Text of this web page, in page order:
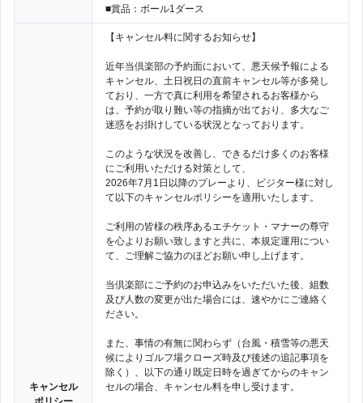
■賞品：ボール1ダース
キャンセル
【キャンセル料に関するお知らせ】
近年当倶楽部の予約面において、悪天候予報による
キャンセル、土日祝日の直前キャンセル等が多発し
ており、一方で真に利用を希望されるお客様から
は、予約が取り難い等の指摘が出ており、多大なご
迷惑をお掛けしている状況となっております。
このような状況を改善し、できるだけ多くのお客様
にご利用いただける対策として、
2026年7月1日以降のプレーより、ビジター様に対し
て以下のキャンセルポリシーを適用いたします。
ご利用の皆様の秩序あるエチケット・マナーの尊守
を心よりお願い致しますと共に、本規定運用につい
て、ご理解ご協力のほどお願い申し上げます。
当倶楽部にご予約のお申込みをいただいた後、組数
及び人数の変更が出た場合には、速やかにご連絡く
ださい。
また、事情の有無に関わらず（台風・積雪等の悪天
候によりゴルフ場クローズ時及び後述の追記事項を
除く）、以下の通り既定日時を過ぎてからのキャン
セルの場合、キャンセル料を申し受けます。